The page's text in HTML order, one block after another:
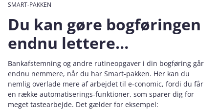
SMART-PAKKEN
Du kan gøre bogføringen
endnu lettere…
Bankafstemning og andre rutineopgaver i din bogføring går
endnu nemmere, når du har Smart-pakken. Her kan du
nemlig overlade mere af arbejdet til e‑conomic, fordi du får
en række automatiserings-funktioner, som sparer dig for
meget tastearbejde. Det gælder for eksempel: